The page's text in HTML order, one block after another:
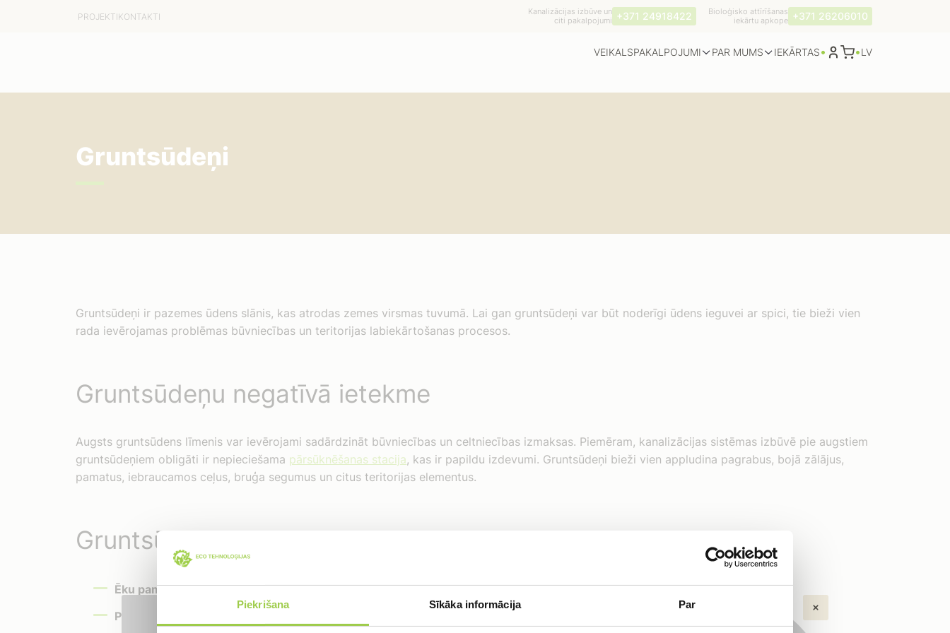
Piekrišana Sīkāka informācija Par
PROJEKTIKONTAKTI
Kanalizācijas izbūve un
citi pakalpojumi +371 24918422
Bioloģisko attīrīšanas
iekārtu apkope +371 26206010
VEIKALSPAKALPOJUMI PAR MUMS IEKĀRTAS• •LV
Gruntsūdeņi
Gruntsūdeņi ir pazemes ūdens slānis, kas atrodas zemes virsmas tuvumā. Lai gan gruntsūdeņi var būt noderīgi ūdens ieguvei ar spici, tie bieži vien
rada ievērojamas problēmas būvniecības un teritorijas labiekārtošanas procesos.
Gruntsūdeņu negatīvā ietekme
Augsts gruntsūdens līmenis var ievērojami sadārdzināt būvniecības un celtniecības izmaksas. Piemēram, kanalizācijas sistēmas izbūvē pie augstiem
gruntsūdeņiem obligāti ir nepieciešama pārsūknēšanas stacija, kas ir papildu izdevumi. Gruntsūdeņi bieži vien appludina pagrabus, bojā zālājus,
pamatus, iebraucamos ceļus, bruģa segumus un citus teritorijas elementus.
Gruntsūdeņu radītās problēmas:
Ēku pamatu bojājumi:Pastāvīgs mitrums var izraisīt pamatu plaisāšanu un sabrukšanu.
Pagrabu applūšana: